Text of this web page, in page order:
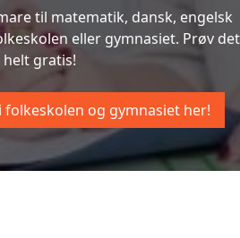
til matematik, dansk, engelsk
eller gymnasiet. Prøv det
helt gratis!
og gymnasiet her!